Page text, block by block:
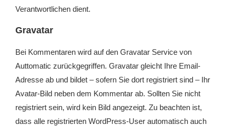
Verantwortlichen dient.
Gravatar
Bei Kommentaren wird auf den Gravatar Service von
Auttomatic zurückgegriffen. Gravatar gleicht Ihre Email-
Adresse ab und bildet – sofern Sie dort registriert sind – Ihr
Avatar-Bild neben dem Kommentar ab. Sollten Sie nicht
registriert sein, wird kein Bild angezeigt. Zu beachten ist,
dass alle registrierten WordPress-User automatisch auch